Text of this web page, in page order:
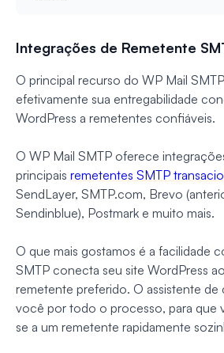
Integrações de Remetente
O principal recurso do WP Mail
efetivamente sua entregabilidade
WordPress a remetentes confiáveis.
O WP Mail SMTP oferece
principais remetentes SMTP
SendLayer, SMTP.com, Brevo
Sendinblue), Postmark e muito mais.
O que mais gostamos é a facilidade
SMTP conecta seu site WordPress
remetente preferido. O assistente
você por todo o processo, para que
se a um remetente rapidamente